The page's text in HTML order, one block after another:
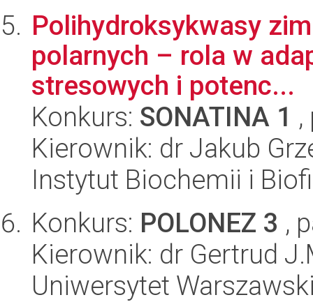
Polihydroksykwasy
polarnych – rola w
stresowych i potenc...
Konkurs: SONATINA 1
Kierownik: dr Jakub
Instytut Biochemii i
Konkurs: POLONEZ 3 ,
Kierownik: dr Gertrud
Uniwersytet